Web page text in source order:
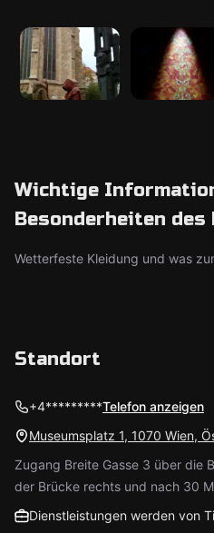
Wichtige
Besonderheiten des
Wetterfeste Kleidung und was
Standort
+4*********Telefon anzeigen
Museumsplatz 1, 1070 Wien,
Zugang Breite Gasse 3 über die
der Brücke rechts und nach 30
Dienstleistungen werden von